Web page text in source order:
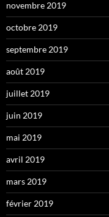
novembre 2019
octobre 2019
septembre 2019
août 2019
juillet 2019
juin 2019
mai 2019
avril 2019
mars 2019
février 2019